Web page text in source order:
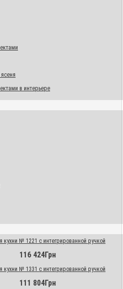
в интерьере
кухни № 1221 с интегрированной ручкой
116 424Грн
кухни № 1331 с интегрированной ручкой
111 804Грн